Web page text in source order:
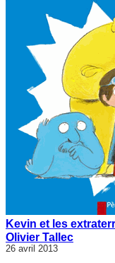
Kevin et les
Olivier Tallec
26 avril 2013